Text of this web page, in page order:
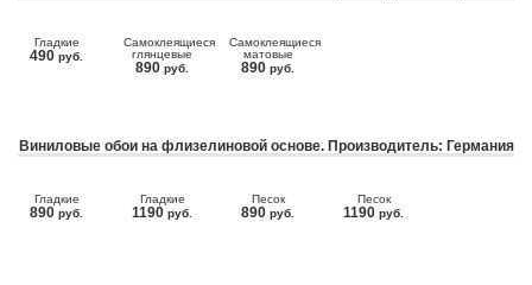
Гладкие
490 руб.
Самоклеящиеся
глянцевые
890 руб.
Самоклеящиеся
матовые
890 руб.
Виниловые обои на флизелиновой основе. Производитель: Германия
Гладкие
890 руб.
Гладкие
1190 руб.
Песок
890 руб.
Песок
1190 руб.